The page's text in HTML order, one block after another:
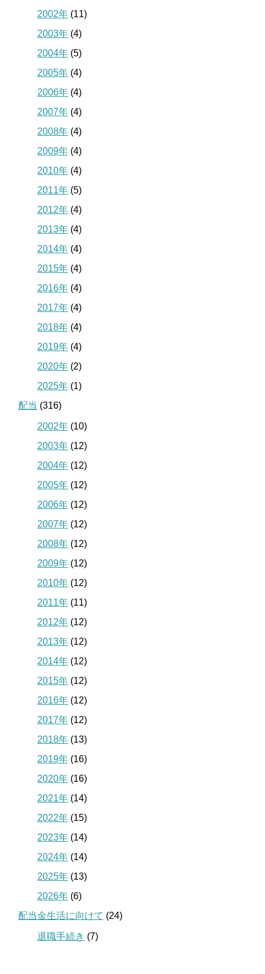
2002年 (11)
2003年 (4)
2004年 (5)
2005年 (4)
2006年 (4)
2007年 (4)
2008年 (4)
2009年 (4)
2010年 (4)
2011年 (5)
2012年 (4)
2013年 (4)
2014年 (4)
2015年 (4)
2016年 (4)
2017年 (4)
2018年 (4)
2019年 (4)
2020年 (2)
2025年 (1)
配当 (316)
2002年 (10)
2003年 (12)
2004年 (12)
2005年 (12)
2006年 (12)
2007年 (12)
2008年 (12)
2009年 (12)
2010年 (12)
2011年 (11)
2012年 (12)
2013年 (12)
2014年 (12)
2015年 (12)
2016年 (12)
2017年 (12)
2018年 (13)
2019年 (16)
2020年 (16)
2021年 (14)
2022年 (15)
2023年 (14)
2024年 (14)
2025年 (13)
2026年 (6)
配当金生活に向けて (24)
退職手続き (7)